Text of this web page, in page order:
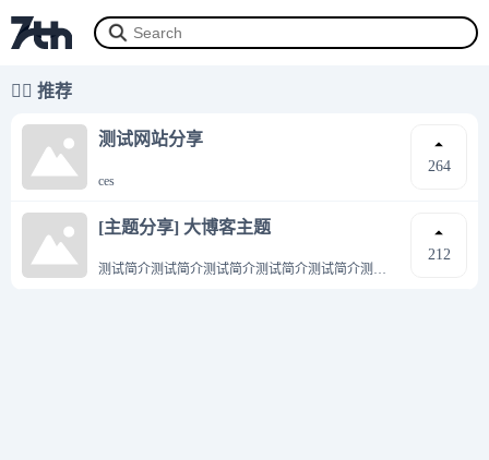
👍🏻 推荐
测试网站分享
ces
264
[主题分享] 大博客主题
测试简介测试简介测试简介测试简介测试简介测试
212